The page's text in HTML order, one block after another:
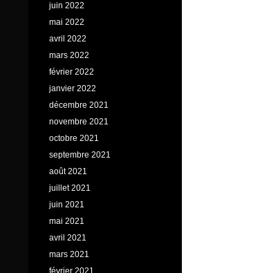
juin 2022
mai 2022
avril 2022
mars 2022
février 2022
janvier 2022
décembre 2021
novembre 2021
octobre 2021
septembre 2021
août 2021
juillet 2021
juin 2021
mai 2021
avril 2021
mars 2021
février 2021